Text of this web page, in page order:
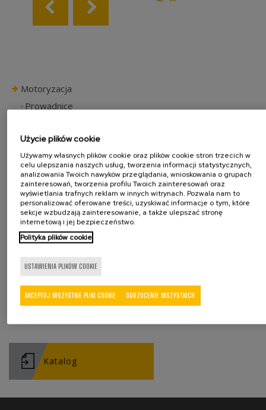
Motoryzacja
Prowadnice
Przeguby
Tuleje
Inne komponenty
Inne branże
Okucia i wyroby ślusarskie
Elementy urządzeń AGD
Elementy elektryczne
Inne branże
Rodzaje maszyn
Moduły do montażu
Przenośniki obrotowe
Katalog
Użycie plików cookie
Używamy własnych plików cookie oraz plików cookie stron trzecich w
celu ulepszania naszych usług, tworzenia informacji statystycznych,
analizowania Twoich nawyków przeglądania, wnioskowania o grupach
zainteresowań, tworzenia profilu Twoich zainteresowań oraz
wyświetlania trafnych reklam w innych witrynach. Pozwala nam to
personalizować oferowane treści, uzyskiwać informacje o tym, które
sekcje wzbudzają zainteresowanie, a także ulepszać stronę
internetową i jej bezpieczeństwo.
Polityka plików cookie
USTAWIENIA PLIKÓW COOKIE
ODRZUCENIE WSZYSTKICH
AKCEPTUJ WSZYSTKIE PLIKI COOKIE